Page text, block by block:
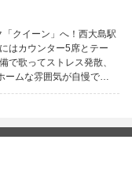
クイーン」へ！西大島駅
はカウンター5席とテー
で歌ってストレス発散、
ちが笑顔で迎え、心から
夜はぜひ「クイーン」へ